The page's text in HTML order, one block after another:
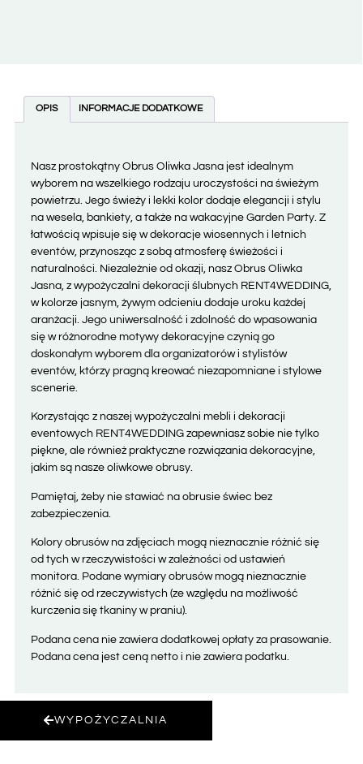
OPIS INFORMACJE DODATKOWE
Nasz prostokątny Obrus Oliwka Jasna jest idealnym
wyborem na wszelkiego rodzaju uroczystości na świeżym
powietrzu. Jego świeży i lekki kolor dodaje elegancji i stylu
na wesela, bankiety, a także na wakacyjne Garden Party. Z
łatwością wpisuje się w dekoracje wiosennych i letnich
eventów, przynosząc z sobą atmosferę świeżości i
naturalności. Niezależnie od okazji, nasz Obrus Oliwka
Jasna, z wypożyczalni dekoracji ślubnych RENT4WEDDING,
w kolorze jasnym, żywym odcieniu dodaje uroku każdej
aranżacji. Jego uniwersalność i zdolność do wpasowania
się w różnorodne motywy dekoracyjne czynią go
doskonałym wyborem dla organizatorów i stylistów
eventów, którzy pragną kreować niezapomniane i stylowe
scenerie.
Korzystając z naszej wypożyczalni mebli i dekoracji
eventowych RENT4WEDDING zapewniasz sobie nie tylko
piękne, ale również praktyczne rozwiązania dekoracyjne,
jakim są nasze oliwkowe obrusy.
Pamiętaj, żeby nie stawiać na obrusie świec bez
zabezpieczenia.
Kolory obrusów na zdjęciach mogą nieznacznie różnić się
od tych w rzeczywistości w zależności od ustawień
monitora. Podane wymiary obrusów mogą nieznacznie
różnić się od rzeczywistych (ze względu na możliwość
kurczenia się tkaniny w praniu).
Podana cena nie zawiera dodatkowej opłaty za prasowanie.
Podana cena jest ceną netto i nie zawiera podatku.
WYPOŻYCZALNIA